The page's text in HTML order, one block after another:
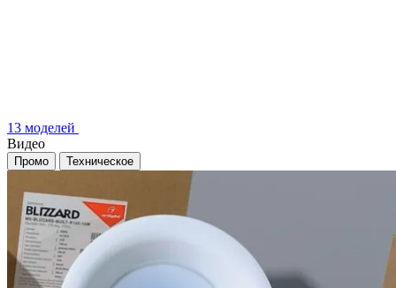
13 моделей
Видео
Промо Техническое